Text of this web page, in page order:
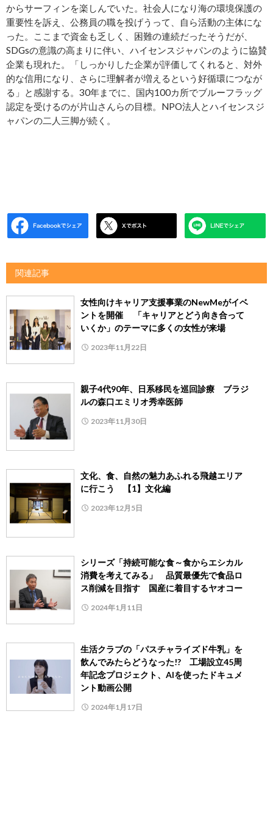
からサーフィンを楽しんでいた。社会人になり海の環境保護の
重要性を訴え、公務員の職を投げうって、自ら活動の主体にな
った。ここまで資金も乏しく、困難の連続だったそうだが、
SDGsの意識の高まりに伴い、ハイセンスジャパンのように協賛
企業も現れた。「しっかりした企業が評価してくれると、対外
的な信用になり、さらに理解者が増えるという好循環につなが
る」と感謝する。30年までに、国内100カ所でブルーフラッグ
認定を受けるのが片山さんらの目標。NPO法人とハイセンスジ
ャパンの二人三脚が続く。
関連記事
女性向けキャリア支援事業のNewMeがイベ
ントを開催 「キャリアとどう向き合って
いくか」のテーマに多くの女性が来場
2023年11月22日
親子4代90年、日系移民を巡回診療 ブラジ
ルの森口エミリオ秀幸医師
2023年11月30日
文化、食、自然の魅力あふれる飛越エリア
に行こう 【1】文化編
2023年12月5日
シリーズ「持続可能な食～食からエシカル
消費を考えてみる」 品質最優先で食品ロ
ス削減を目指す 国産に着目するヤオコー
2024年1月11日
生活クラブの「パスチャライズド牛乳」を
飲んでみたらどうなった!? 工場設立45周
年記念プロジェクト、AIを使ったドキュメ
ント動画公開
2024年1月17日